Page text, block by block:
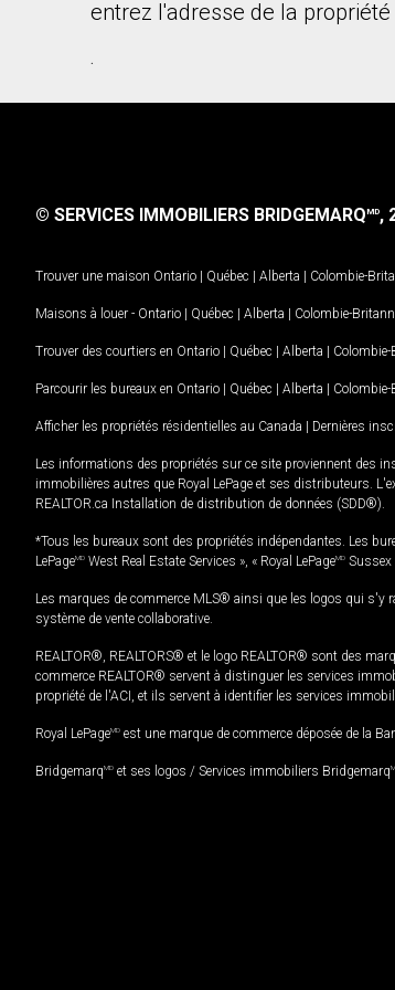
entrez l'adresse de la propriété
.
© SERVICES IMMOBILIERS BRIDGEMARQMD,
Trouver une maison Ontario | Québec | Alberta | Colombie-
Maisons à louer - Ontario | Québec | Alberta | Colombie-
Trouver des courtiers en Ontario | Québec | Alberta |
Parcourir les bureaux en Ontario | Québec | Alberta |
Afficher les propriétés résidentielles au Canada | Dernières
Les informations des propriétés sur ce site proviennent des
immobilières autres que Royal LePage et ses distributeurs.
REALTOR.ca Installation de distribution de données (SDD®).
*Tous les bureaux sont des propriétés indépendantes. Les
LePageMD West Real Estate Services », « Royal LePageMD Sussex
Les marques de commerce MLS® ainsi que les logos qui s'y
système de vente collaborative.
REALTOR®, REALTORS® et le logo REALTOR® sont des
commerce REALTOR® servent à distinguer les services
propriété de l'ACI, et ils servent à identifier les services
Royal LePageMD est une marque de commerce déposée de la
BridgemarqMD et ses logos / Services immobiliers Bridgemarq